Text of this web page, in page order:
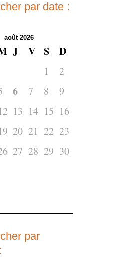
par date :
août 2026
J V S D
1
2
6 7 8
9
13 14 15 16
20 21 22 23
27 28 29 30
par